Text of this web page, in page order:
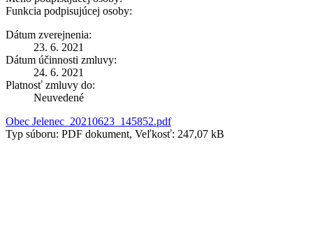
Funkcia podpisujúcej osoby:
Dátum zverejnenia:
23. 6. 2021
Dátum účinnosti zmluvy:
24. 6. 2021
Platnosť zmluvy do:
Neuvedené
Obec Jelenec_20210623_145852.pdf
Typ súboru: PDF dokument, Veľkosť: 247,07 kB